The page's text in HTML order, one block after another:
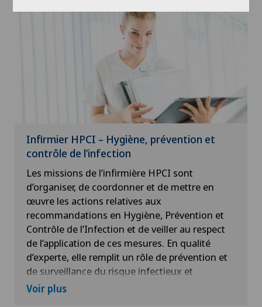
Infirmier HPCI – Hygiène, prévention et
contrôle de l’infection
Les missions de l’infirmière HPCI sont
d’organiser, de coordonner et de mettre en
œuvre les actions relatives aux
recommandations en Hygiène, Prévention et
Contrôle de l’Infection et de veiller au respect
de l’application de ces mesures. En qualité
d’experte, elle remplit un rôle de prévention et
de surveillance du risque infectieux et
intervient dans la formation auprès des
collaborateurs.
Voir plus